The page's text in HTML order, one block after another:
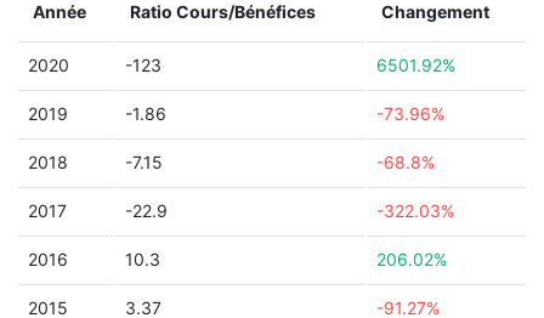
Année Ratio Cours/Bénéfices Changement
2020 -123 6501.92%
2019 -1.86 -73.96%
2018 -7.15 -68.8%
2017 -22.9 -322.03%
2016 10.3 206.02%
2015 3.37 -91.27%